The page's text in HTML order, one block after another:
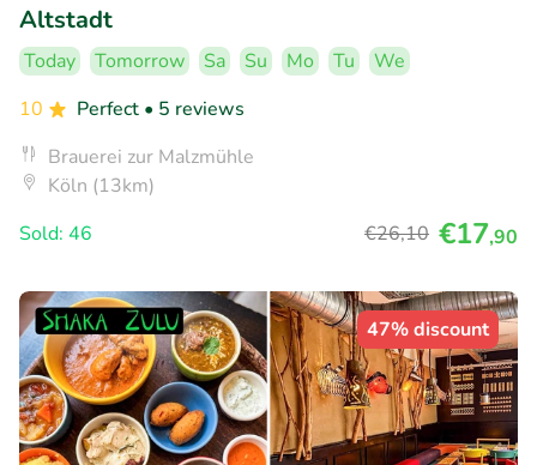
Altstadt
Today Tomorrow Sa Su Mo Tu
We
10
Perfect • 5 reviews
Brauerei zur Malzmühle
Köln (13km)
Sold: 46
€26,10 €17,90
47% discount